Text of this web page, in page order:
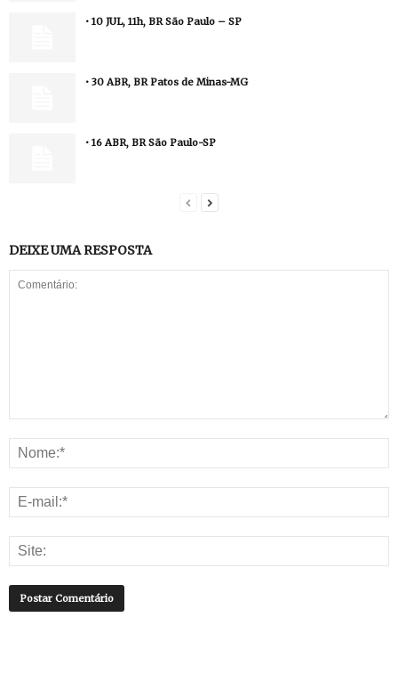
• 10 JUL, 11h, BR São Paulo – SP
• 30 ABR, BR Patos de Minas-MG
• 16 ABR, BR São Paulo-SP
DEIXE UMA RESPOSTA